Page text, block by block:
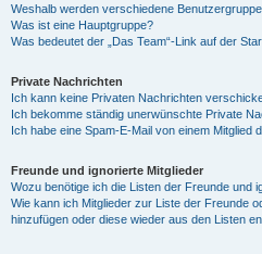
Weshalb werden verschiedene
Was ist eine Hauptgruppe?
Was bedeutet der „Das Team“-Link auf der
Private Nachrichten
Ich kann keine Privaten Nachrichten
Ich bekomme ständig unerwünschte Private
Ich habe eine Spam-E-Mail von einem Mitglied
Freunde und ignorierte Mitglieder
Wozu benötige ich die Listen der Freunde und
Wie kann ich Mitglieder zur Liste der Freunde
hinzufügen oder diese wieder aus den Listen